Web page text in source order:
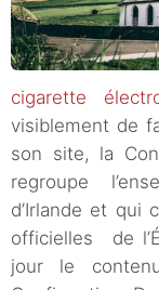
cigarette
visiblement de
son site, la
regroupe
d’Irlande et qui
officielles de
jour le